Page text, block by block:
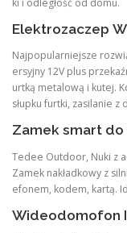
ki i odległość od domu.
Elektrozaczep
Najpopularniejsze
ersyjny 12V plus
urtką metalową i kutej.
słupku furtki, zasilanie z
Zamek smart
Tedee Outdoor, Nuki z
Zamek nakładkowy z
efonem, kodem, kartą.
Wideodomofon